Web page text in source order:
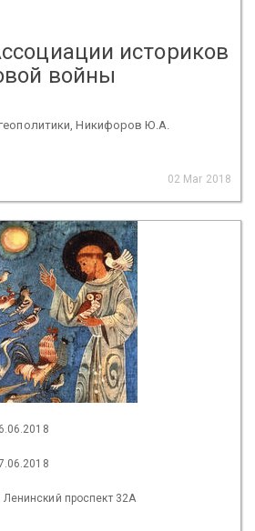
историков
войны
Никифоров Ю.А.
02 Mar 2018
проспект 32А